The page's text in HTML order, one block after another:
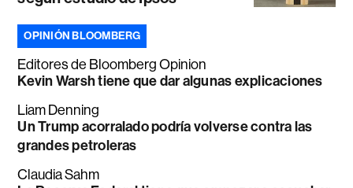
OPINIÓN BLOOMBERG
Editores de Bloomberg Opinion
Kevin Warsh tiene que dar algunas explicaciones
Liam Denning
Un Trump acorralado podría volverse contra las
grandes petroleras
Claudia Sahm